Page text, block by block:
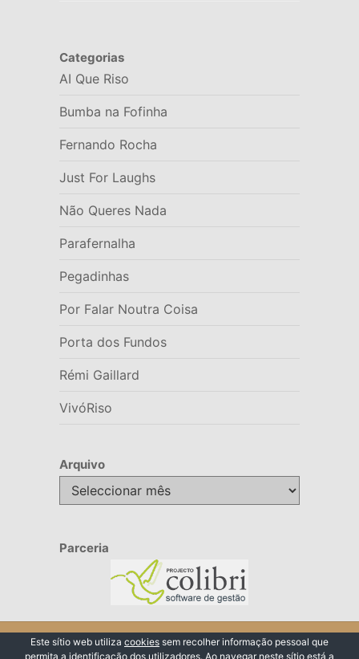
Categorias
AI Que Riso
Bumba na Fofinha
Fernando Rocha
Just For Laughs
Não Queres Nada
Parafernalha
Pegadinhas
Por Falar Noutra Coisa
Porta dos Fundos
Rémi Gaillard
VivóRiso
Arquivo
Arquivo
Parceria
© 2026 VivóRiso
Este sítio web utiliza cookies sem recolher informação pessoal que
permita a identificação dos utilizadores. Ao navegar neste sítio está a